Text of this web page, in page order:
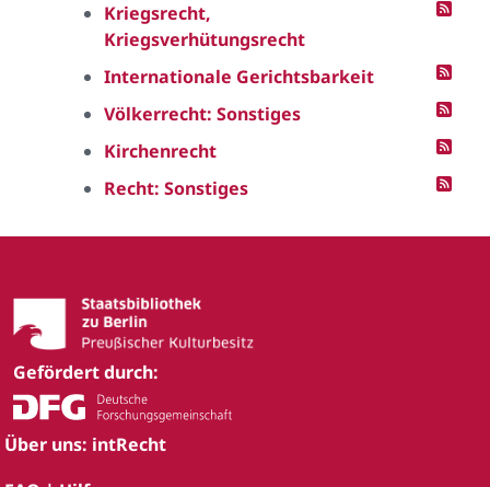
Kriegsrecht,
Kriegsverhütungsrecht
Internationale Gerichtsbarkeit
Völkerrecht: Sonstiges
Kirchenrecht
Recht: Sonstiges
Gefördert durch:
Über uns: intRecht